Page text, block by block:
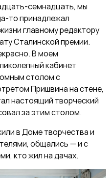
семнадцать, мы
то принадлежал
главному редактору
Сталинской премии.
В моем
кабинет
столом с
Пришвина на стене,
настоящий творческий
за этим столом.
в Доме творчества и
общались — и с
кто жил на дачах.